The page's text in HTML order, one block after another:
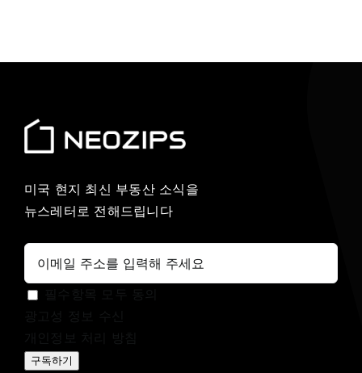
미국 현지 최신 부동산 소식을
뉴스레터로 전해드립니다
구독하기